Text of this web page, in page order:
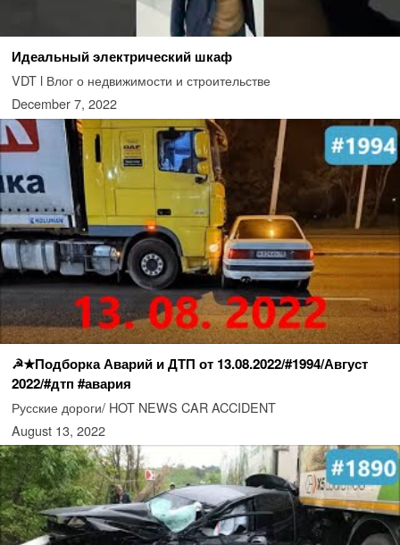
Идеальный электрический шкаф
VDT l Влог о недвижимости и строительстве
December 7, 2022
☭★Подборка Аварий и ДТП от 13.08.2022/#1994/Август
2022/#дтп #авария
Русские дороги/ HOT NEWS CAR ACCIDENT
August 13, 2022